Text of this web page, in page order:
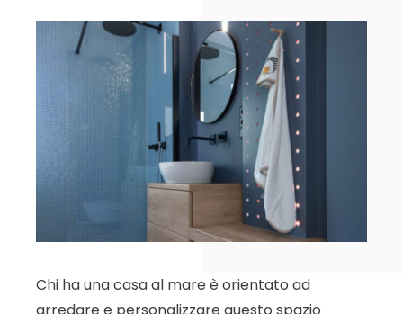
Chi ha una casa al mare è orientato ad
arredare e personalizzare questo spazio